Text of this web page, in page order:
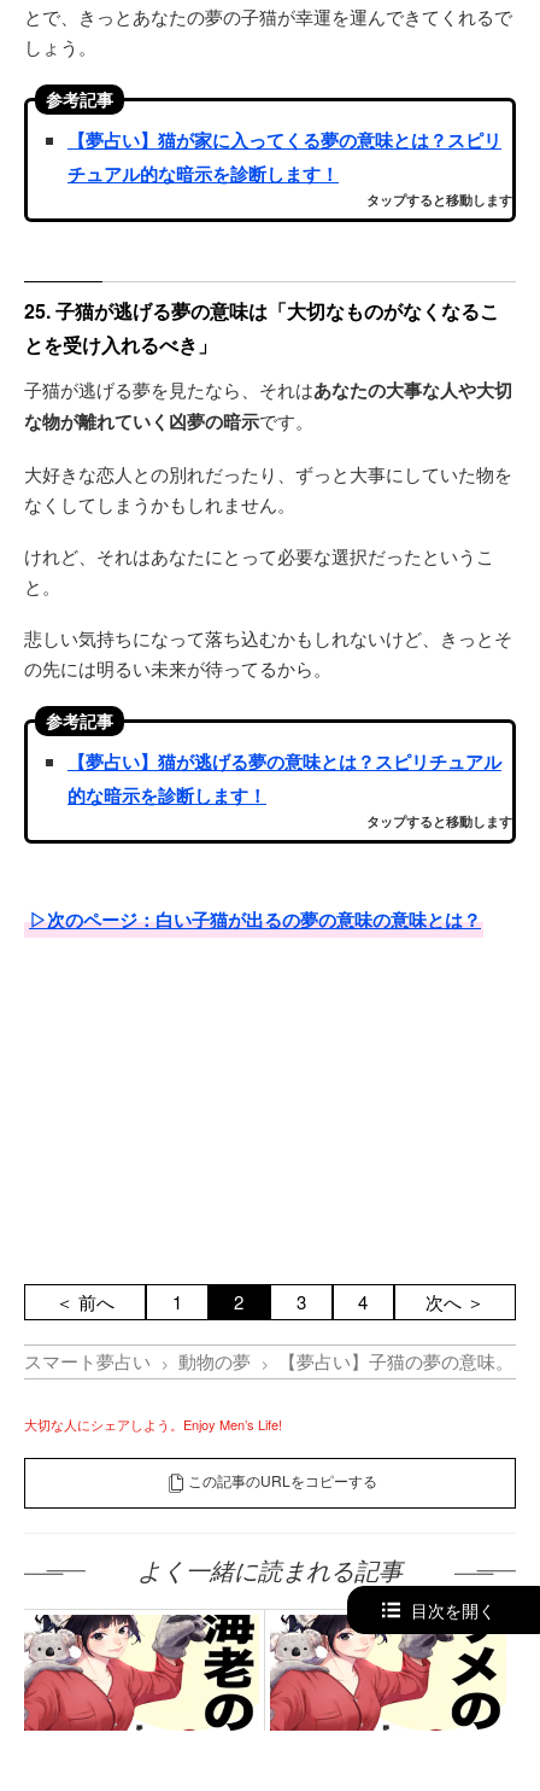
とで、きっとあなたの夢の子猫が幸運を運んできてくれるで
しょう。
参考記事
【夢占い】猫が家に入ってくる夢の意味とは？スピリ
チュアル的な暗示を診断します！
タップすると移動します
25. 子猫が逃げる夢の意味は「大切なものがなくなるこ
とを受け入れるべき」
子猫が逃げる夢を見たなら、それはあなたの大事な人や大切
な物が離れていく凶夢の暗示です。
大好きな恋人との別れだったり、ずっと大事にしていた物を
なくしてしまうかもしれません。
けれど、それはあなたにとって必要な選択だったというこ
と。
悲しい気持ちになって落ち込むかもしれないけど、きっとそ
の先には明るい未来が待ってるから。
参考記事
【夢占い】猫が逃げる夢の意味とは？スピリチュアル
的な暗示を診断します！
タップすると移動します
▷次のページ：白い子猫が出るの夢の意味の意味とは？
＜ 前へ 1 2 3 4 次へ ＞
スマート夢占い 動物の夢 【夢占い】子猫の夢の意味。
大切な人にシェアしよう。Enjoy Men’s Life!
この記事のURLをコピーする
よく一緒に読まれる記事
目次を開く